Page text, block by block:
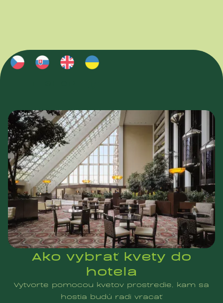
Ako vybrať kvety do
hotela
Vytvorte pomocou kvetov prostredie, kam sa
hostia budú radi vracať